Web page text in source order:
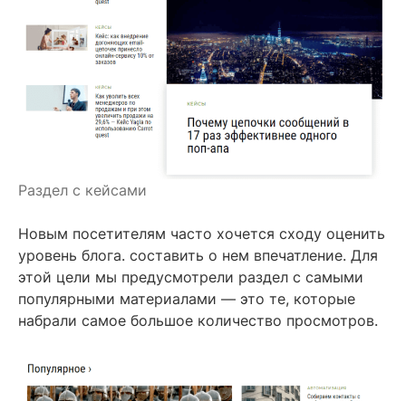
Раздел с кейсами
Новым посетителям часто хочется сходу оценить
уровень блога. составить о нем впечатление. Для
этой цели мы предусмотрели раздел с самыми
популярными материалами — это те, которые
набрали самое большое количество просмотров.